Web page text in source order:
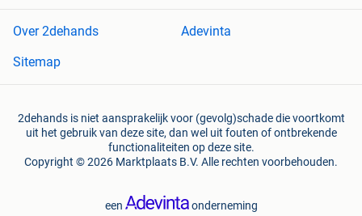
Over 2dehands
Adevinta
Sitemap
2dehands is niet aansprakelijk voor (gevolg)schade die voortkomt
uit het gebruik van deze site, dan wel uit fouten of ontbrekende
functionaliteiten op deze site.
Copyright © 2026 Marktplaats B.V. Alle rechten voorbehouden.
een onderneming